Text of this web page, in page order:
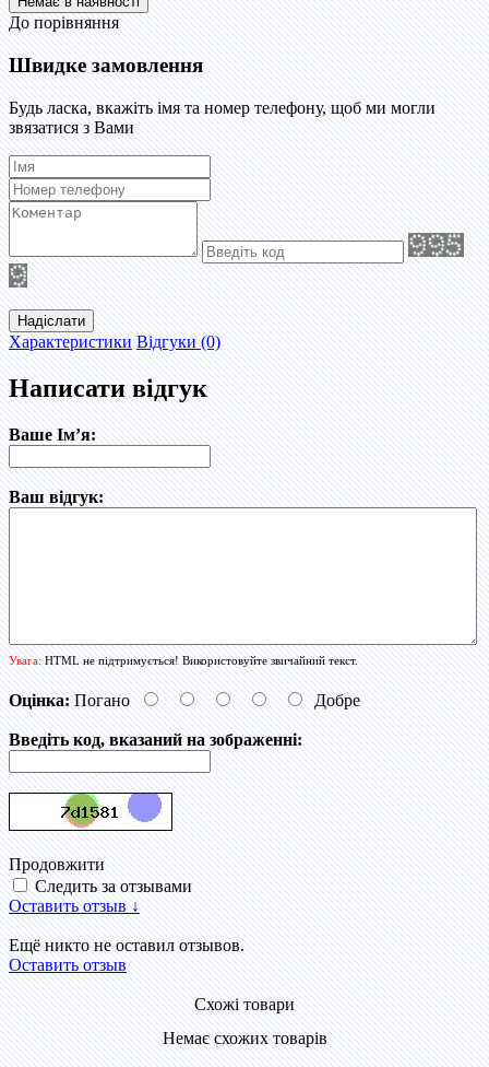
До порівняння
Швидке замовлення
Будь ласка, вкажіть імя та номер телефону, щоб ми могли
звязатися з Вами
Надіслати
Характеристики Відгуки (0)
Написати відгук
Ваше Ім’я:
Ваш відгук:
Увага:HTML не підтримується! Використовуйте звичайний текст.
Оцінка: Погано Добре
Введіть код, вказаний на зображенні:
Продовжити
Следить за отзывами
Оставить отзыв ↓
Ещё никто не оставил отзывов.
Оставить отзыв
Схожі товари
Немає схожих товарів